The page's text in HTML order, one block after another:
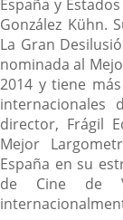
España y
González Kühn.
La Gran
nominada al
2014 y tiene
internacionales
director, Frágil
Mejor
España en su
de Cine de